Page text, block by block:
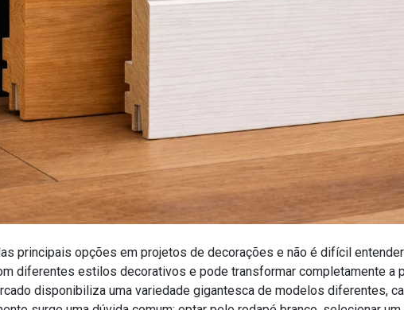
principais opções em projetos de decorações e não é difícil
diferentes estilos decorativos e pode transformar completamente a
disponibiliza uma variedade gigantesca de modelos diferentes,